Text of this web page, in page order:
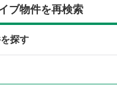
ブ物件を再検索
探す